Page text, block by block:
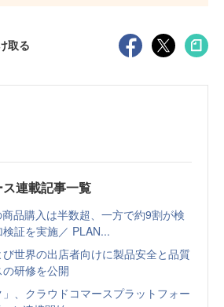
取る
連載記事一覧
商品購入は半数超、一方で約9割が検
証を実施／ PLAN...
世界の出店者向けに製品安全と品質
研修を公開
」、クラウドコマースプラットフォー